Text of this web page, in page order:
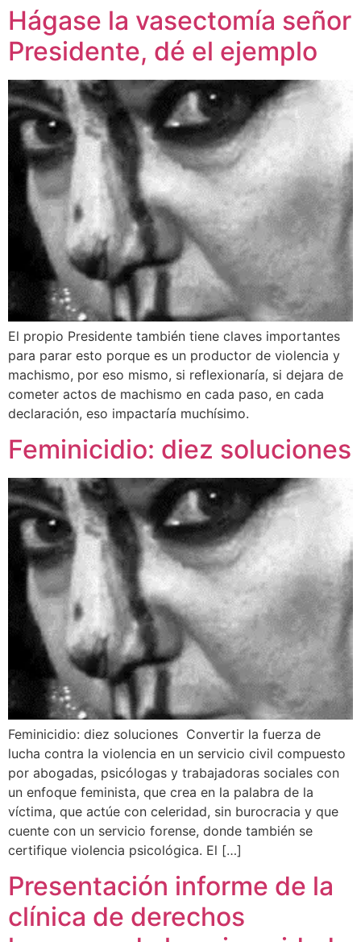
Hágase la vasectomía señor
Presidente, dé el ejemplo
El propio Presidente también tiene claves importantes
para parar esto porque es un productor de violencia y
machismo, por eso mismo, si reflexionaría, si dejara de
cometer actos de machismo en cada paso, en cada
declaración, eso impactaría muchísimo.
Feminicidio: diez soluciones
Feminicidio: diez soluciones Convertir la fuerza de
lucha contra la violencia en un servicio civil compuesto
por abogadas, psicólogas y trabajadoras sociales con
un enfoque feminista, que crea en la palabra de la
víctima, que actúe con celeridad, sin burocracia y que
cuente con un servicio forense, donde también se
certifique violencia psicológica. El […]
Presentación informe de la
clínica de derechos